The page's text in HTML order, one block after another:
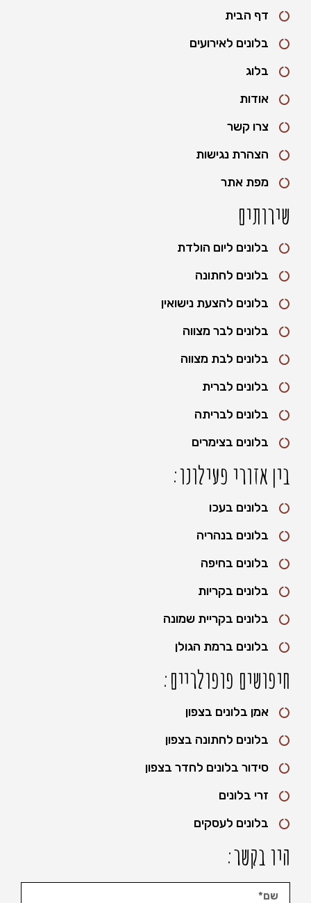
דף הבית
בלונים לאירועים
בלוג
אודות
צרו קשר
הצהרת נגישות
מפת אתר
שירותים
בלונים ליום הולדת
בלונים לחתונה
בלונים להצעת נישואין
בלונים לבר מצווה
בלונים לבת מצווה
בלונים לברית
בלונים לבריתה
בלונים בצימרים
בין אזורי פעילונו:
בלונים בעכו
בלונים בנהריה
בלונים בחיפה
בלונים בקריות
בלונים בקריית שמונה
בלונים ברמת הגולן
חיפושים פופולריים:
אמן בלונים בצפון
בלונים לחתונה בצפון
סידור בלונים לחדר בצפון
זרי בלונים
בלונים לעסקים
היו בקשר: